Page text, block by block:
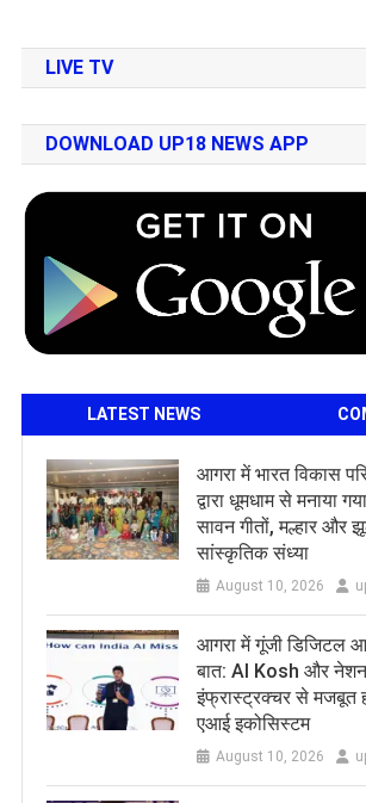
LIVE TV
DOWNLOAD UP18 NEWS APP
LATEST NEWS
आगरा में भारत विकास
द्वारा धूमधाम से मनाया
सावन गीतों, मल्हार और
सांस्कृतिक संध्या
August 10, 2026
​आगरा में गूंजी डिजिटल
बात: AI Kosh और
इंफ्रास्ट्रक्चर से मजबूत
एआई इकोसिस्टम
August 10, 2026